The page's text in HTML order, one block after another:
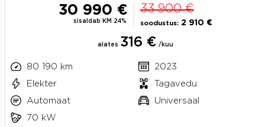
30 990 €
sisaldab KM 24%
33 900 €
soodustus: 2 910 €
alates 316 € /kuu
80 190 km
2023
Elekter
Tagavedu
Automaat
Universaal
70 kW